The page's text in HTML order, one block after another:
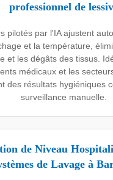
professionnel de
pilotés par l'IA ajustent
et la température,
et les dégâts des tissus.
médicaux et les
des résultats hygiéniques
surveillance manuelle.
de Niveau
de Lavage à